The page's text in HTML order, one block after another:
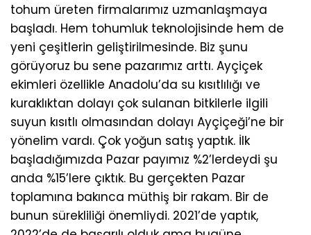
tohum üreten firmalarımız uzmanlaşmaya
başladı. Hem tohumluk teknolojisinde hem de
yeni çeşitlerin geliştirilmesinde. Biz şunu
görüyoruz bu sene pazarımız arttı. Ayçiçek
ekimleri özellikle Anadolu’da su kısıtlılığı ve
kuraklıktan dolayı çok sulanan bitkilerle ilgili
suyun kısıtlı olmasından dolayı Ayçiçeği’ne bir
yönelim vardı. Çok yoğun satış yaptık. İlk
başladığımızda Pazar payımız %2’lerdeydi şu
anda %15’lere çıktık. Bu gerçekten Pazar
toplamına bakınca müthiş bir rakam. Bir de
bunun sürekliliği önemliydi. 2021’de yaptık,